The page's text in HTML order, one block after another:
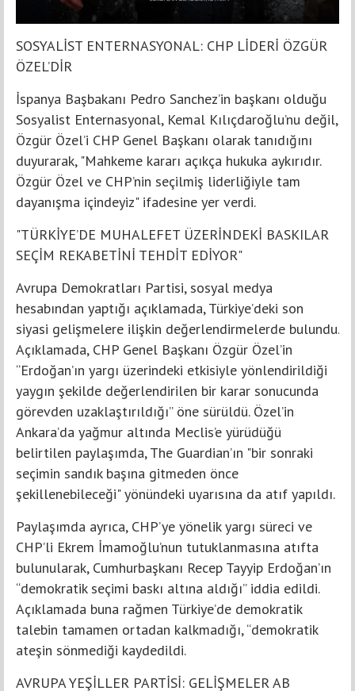
SOSYALİST ENTERNASYONAL: CHP LİDERİ ÖZGÜR
ÖZEL’DİR
İspanya Başbakanı Pedro Sanchez’in başkanı olduğu
Sosyalist Enternasyonal, Kemal Kılıçdaroğlu’nu değil,
Özgür Özel’i CHP Genel Başkanı olarak tanıdığını
duyurarak, "Mahkeme kararı açıkça hukuka aykırıdır.
Özgür Özel ve CHP’nin seçilmiş liderliğiyle tam
dayanışma içindeyiz" ifadesine yer verdi.
"TÜRKİYE’DE MUHALEFET ÜZERİNDEKİ BASKILAR
SEÇİM REKABETİNİ TEHDİT EDİYOR"
Avrupa Demokratları Partisi, sosyal medya
hesabından yaptığı açıklamada, Türkiye’deki son
siyasi gelişmelere ilişkin değerlendirmelerde bulundu.
Açıklamada, CHP Genel Başkanı Özgür Özel’in
“Erdoğan’ın yargı üzerindeki etkisiyle yönlendirildiği
yaygın şekilde değerlendirilen bir karar sonucunda
görevden uzaklaştırıldığı” öne sürüldü. Özel’in
Ankara’da yağmur altında Meclis’e yürüdüğü
belirtilen paylaşımda, The Guardian’ın "bir sonraki
seçimin sandık başına gitmeden önce
şekillenebileceği" yönündeki uyarısına da atıf yapıldı.
Paylaşımda ayrıca, CHP’ye yönelik yargı süreci ve
CHP’li Ekrem İmamoğlu’nun tutuklanmasına atıfta
bulunularak, Cumhurbaşkanı Recep Tayyip Erdoğan’ın
“demokratik seçimi baskı altına aldığı” iddia edildi.
Açıklamada buna rağmen Türkiye’de demokratik
talebin tamamen ortadan kalkmadığı, “demokratik
ateşin sönmediği kaydedildi.
AVRUPA YEŞİLLER PARTİSİ: GELİŞMELER AB